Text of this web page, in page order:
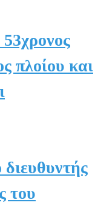
πλοίου και
του